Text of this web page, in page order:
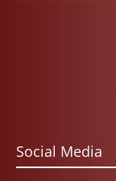
Social Media